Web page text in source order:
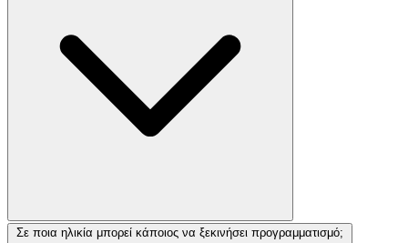
Σε ποια ηλικία μπορεί κάποιος να ξεκινήσει προγραμματισμό;